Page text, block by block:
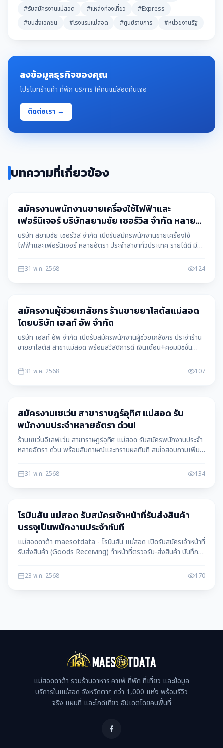
#รับสมัครงานแม่สอด
#แหล่งท่องเที่ยว
#Express
#ขนส่งเอกชน
#โรงแรมแม่สอด #ศูนย์ราชการ #หน่วยงานรัฐ
ลงข้อมูลธุรกิจของคุณ
โปรโมทร้านค้า ที่พัก บริการ ให้คนแม่สอดค้นเจอ
ติดต่อเรา →
บทความที่เกี่ยวข้อง
หางาน
สมัครงานพนักงานขายเครื่องใช้ไฟฟ้าและ
เฟอร์นิเจอร์ บริษัทสยามชัย เซอร์วิส จำกัด หลาย
อัตรา
บริษัท สยามชัย เซอร์วิส จำกัด เปิดรับสมัครพนักงานขายเครื่องใช้
ไฟฟ้าและเฟอร์นิเจอร์ หลายอัตรา ประจำสาขาทั่วประเทศ รายได้ดี มี
31 พ.ค. 2568 124
หางาน
สมัครงานผู้ช่วยเภสัชกร ร้านขายยาโลตัสแม่สอด
โดยบริษัท เฮลท์ อัพ จำกัด
บริษัท เฮลท์ อัพ จำกัด เปิดรับสมัครพนักงานผู้ช่วยเภสัชกร ประจำร้าน
ขายยาโลตัส สาขาแม่สอด พร้อมสวัสดิการดี เงินเดือน+คอมมิชชั่น
31 พ.ค. 2568 107
หางาน
สมัครงานเซเว่น สาขาราษฎร์อุทิศ แม่สอด รับ
พนักงานประจำหลายอัตรา ด่วน!
ร้านเซเว่นอีเลฟเว่น สาขาราษฎร์อุทิศ แม่สอด รับสมัครพนักงานประจำ
หลายอัตรา ด่วน พร้อมสัมภาษณ์และทราบผลทันที สนใจสอบถามเพิ่ม
31 พ.ค. 2568 134
หางาน
โรบินสัน แม่สอด รับสมัครเจ้าหน้าที่รับส่งสินค้า
บรรจุเป็นพนักงานประจำทันที
แม่สอดดาต้า maesotdata - โรบินสัน แม่สอด เปิดรับสมัครเจ้าหน้าที่
รับส่งสินค้า (Goods Receiving) ทำหน้าที่ตรวจรับ-ส่งสินค้า บันทึก
ทันที พร้อมสวัสดิการดีเยี่ยม
23 พ.ค. 2568 170
แม่สอดดาต้า รวมร้านอาหาร คาเฟ่ ที่พัก ที่เที่ยว และข้อมูล
บริการในแม่สอด จังหวัดตาก กว่า 1,000 แห่ง พร้อมรีวิว
จริง แผนที่ และไกด์เที่ยว อัปเดตโดยคนพื้นที่